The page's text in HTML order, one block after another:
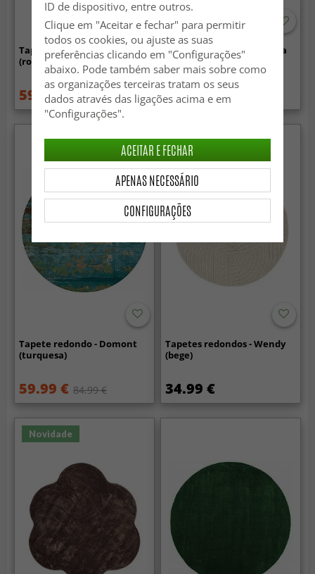
Tapete redondo - Magnolia
(rosa)
59.99 € 84.99 €
Tapetes redondos - Aranga
Super Soft Fur (cinza)
34.99 €
Tapete redondo - Domont
(turquesa)
59.99 € 84.99 €
Novidade
Tapetes redondos - Wendy
(bege)
34.99 €
Novidade
ID de dispositivo, entre outros.
Clique em "Aceitar e fechar" para permitir
todos os cookies, ou ajuste as suas
preferências clicando em "Configurações"
abaixo. Pode também saber mais sobre como
as organizações terceiras tratam os seus
dados através das ligações acima e em
"Configurações".
CONFIGURAÇÕES
APENAS NECESSÁRIO
ACEITAR E FECHAR